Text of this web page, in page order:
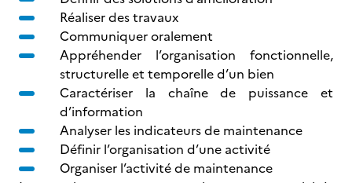
Réaliser des travaux
Communiquer oralement
Appréhender l’organisation fonctionnelle,
structurelle et temporelle d’un bien
Caractériser la chaîne de puissance et
d’information
Analyser les indicateurs de maintenance
Définir l’organisation d’une activité
Organiser l’activité de maintenance